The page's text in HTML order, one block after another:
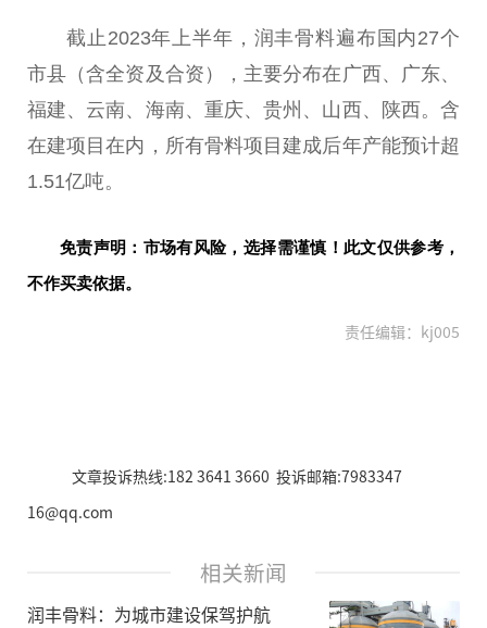
截止2023年上半年，润丰骨料遍布国内27个
市县（含全资及合资），主要分布在 广西、广东、
福建、云南、海南、重庆、贵州、山西、陕西。含
在建项目在内，所有骨料项目建成后年产能预计超
1.51亿吨。
免责声明：市场有风险，选择需谨慎！此文仅供参考，
不作买卖依据。
责任编辑：kj005
文章投诉热线:182 3641 3660 投诉邮箱:7983347
16@qq.com
相关新闻
润丰骨料：为城市建设保驾护航